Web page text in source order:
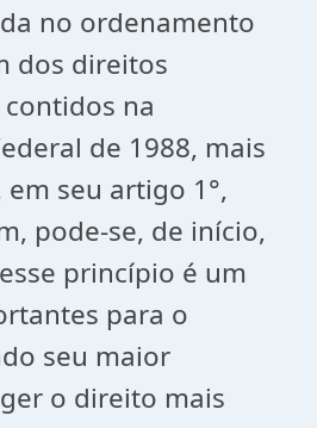
no ordenamento
dos direitos
na
de 1988, mais
seu artigo 1°,
pode-se, de início,
princípio é um
para o
seu maior
o direito mais